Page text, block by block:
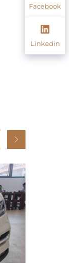
Facebook
Linkedin